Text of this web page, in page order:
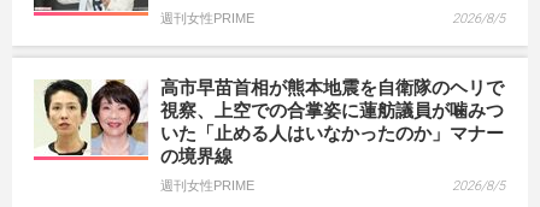
週刊女性PRIME 2026/8/5
高市早苗首相が熊本地震を自衛隊のヘリで
視察、上空での合掌姿に蓮舫議員が噛みつ
いた「止める人はいなかったのか」マナー
の境界線
週刊女性PRIME 2026/8/5